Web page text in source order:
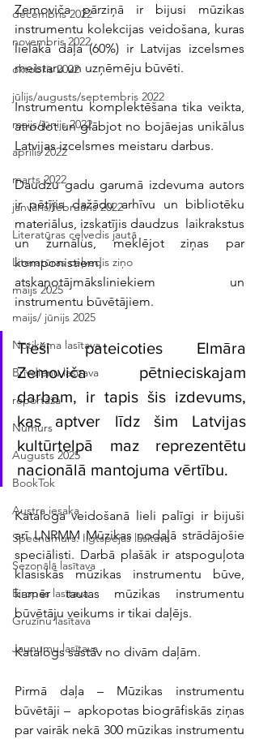
decembris 2022
novembris 2022
oktobris 2022
jūlijs/augusts/septembris 2022
maijs/jūnijs 2022
aprīlis 2022
marts 2022
janvāris/februāris 2022
Literatūras ceļvedis jautā
Literatūras ceļvedis ziņo
maijs 2025
maijs/ jūnijs 2025
Notikuma lasītava
Brīvdienu lasītava
reportāža
Numurs
Augusts 2025
BookTok
Austra iesaka
Specnumurs: Ilgtspējas lasītava
Sezonālā lasītava
Eiropas lasītava
Gruzīnu lasītava
Jaunumu lasītava
Zemoviča pārziņā ir bijusi mūzikas
instrumentu kolekcijas veidošana, kuras
lielākā daļa (60%) ir Latvijas izcelsmes
meistaru un uzņēmēju būvēti.
Instrumentu komplektēšana tika veikta,
atrodot un glābjot no bojāejas unikālus
Latvijas izcelsmes meistaru darbus.
Daudzu gadu garumā izdevuma autors
ir pētījis dažādu arhīvu un bibliotēku
materiālus, izskatījis daudzus  laikrakstus
un žurnālus, meklējot ziņas par
komponistiem,
atskaņotājmāksliniekiem un
instrumentu būvētājiem.
Tieši pateicoties Elmāra
Zemoviča pētnieciskajam
darbam, ir tapis šis izdevums,
kas aptver līdz šim Latvijas
kultūrtelpā maz reprezentētu
nacionālā mantojuma vērtību.
Kataloga veidošanā lieli palīgi ir bijuši
arī LNRMM Mūzikas nodaļā strādājošie
speciālisti. Darbā plašāk ir atspoguļota
klasiskās mūzikas instrumentu būve,
kamēr tautas mūzikas instrumentu
būvētāju veikums ir tikai daļējs.
Katalogs sastāv no divām daļām.
Pirmā daļa – Mūzikas instrumentu
būvētāji –  apkopotas biogrāfiskās ziņas
par vairāk nekā 300 mūzikas instrumentu